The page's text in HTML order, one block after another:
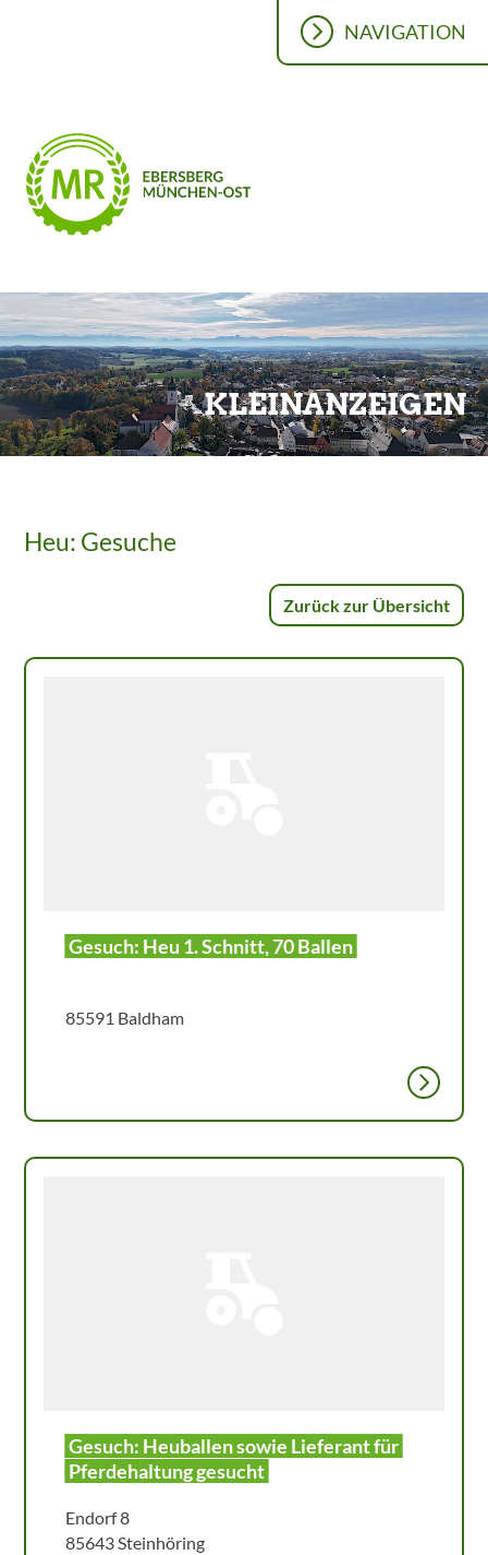
NAVIGATION
KLEINANZEIGEN
Heu: Gesuche
Zurück zur Übersicht
Gesuch: Heu 1. Schnitt, 70 Ballen
85591 Baldham
Gesuch: Heuballen sowie Lieferant für
Pferdehaltung gesucht
Endorf 8
85643 Steinhöring